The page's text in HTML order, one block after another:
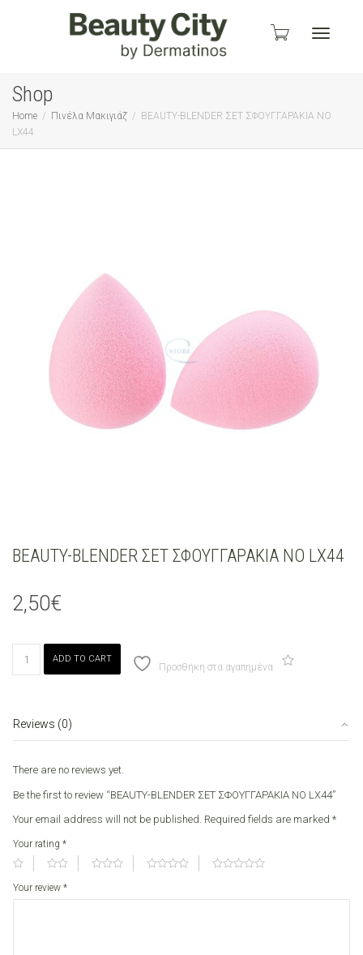
Shop
Home Πινέλα Μακιγιάζ
BEAUTY-BLENDER ΣΕΤ ΣΦΟΥΓΓΑΡΑΚΙΑ ΝΟ
LX44
BEAUTY-BLENDER ΣΕΤ ΣΦΟΥΓΓΑΡΑΚΙΑ ΝΟ LX44
2,50€
BLENDER
LX44
ADD TO CART
Προσθήκη στα αγαπημένα
Reviews (0)
There are no reviews yet.
Be the first to review “BEAUTY-BLENDER ΣΕΤ ΣΦΟΥΓΓΑΡΑΚΙΑ ΝΟ LX44”
Your email address will not be published. Required fields are marked *
Your rating *
Your review *